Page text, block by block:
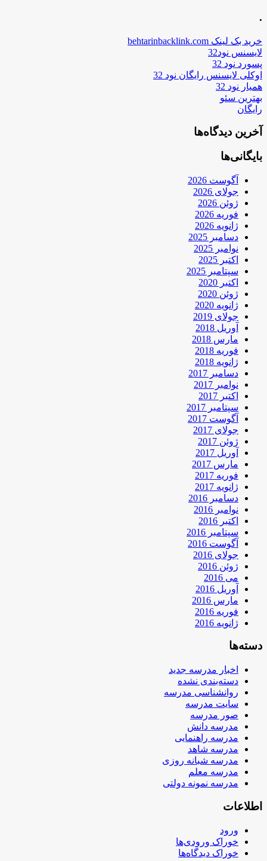
.
خرید بک لینک behtarinbacklink.com
لایسنس نود32
پسورد نود 32
اوکلی لایسنس رایگان نود 32
همیار نود 32
بهترین سئو
رایگان
آخرین دیدگاه‌ها
بایگانی‌ها
آگوست 2026
جولای 2026
ژوئن 2026
فوریه 2026
ژانویه 2026
دسامبر 2025
نوامبر 2025
اکتبر 2025
سپتامبر 2025
اکتبر 2020
ژوئن 2020
ژانویه 2020
جولای 2019
آوریل 2018
مارس 2018
فوریه 2018
ژانویه 2018
دسامبر 2017
نوامبر 2017
اکتبر 2017
سپتامبر 2017
آگوست 2017
جولای 2017
ژوئن 2017
آوریل 2017
مارس 2017
فوریه 2017
ژانویه 2017
دسامبر 2016
نوامبر 2016
اکتبر 2016
سپتامبر 2016
آگوست 2016
جولای 2016
ژوئن 2016
می 2016
آوریل 2016
مارس 2016
فوریه 2016
ژانویه 2016
دسته‌ها
اخبار مدرسه جدید
دسته‌بندی نشده
روانشناسی مدرسه
سایت مدرسه
صور مدرسه
مدرسه دانش
مدرسه راهنمایی
مدرسه شاهد
مدرسه شبانه روزی
مدرسه معلم
مدرسه نمونه دولتی
اطلاعات
ورود
خوراک ورودی‌ها
خوراک دیدگاه‌ها